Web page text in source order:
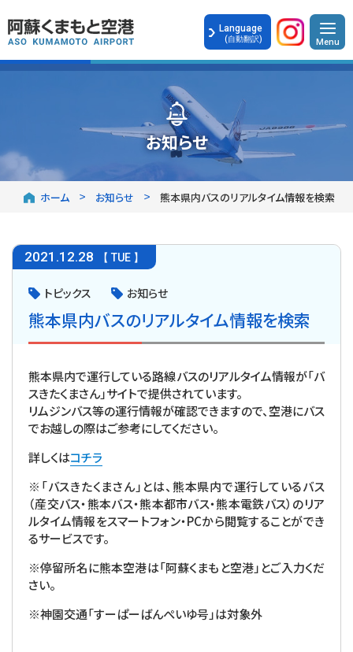
Language
(自動翻訳)
お知らせ
ホーム お知らせ 熊本県内バスのリアルタイム情報を検索
2021 .12.28 【 TUE 】
トピックス お知らせ
熊本県内バスのリアルタイム情報を検索
熊本県内で運行している路線バスのリアルタイム情報が「バ
スきたくまさん」サイトで提供されています。
リムジンバス等の運行情報が確認できますので、空港にバス
でお越しの際はご参考にしてください。
詳しくはコチラ
※「バスきたくまさん」とは、熊本県内で運行しているバス
（産交バス・熊本バス・熊本都市バス・熊本電鉄バス）のリア
ルタイム情報をスマートフォン・PCから閲覧することができ
るサービスです。
※停留所名に熊本空港は「阿蘇くまもと空港」とご入力くだ
さい。
※神園交通「すーぱーばんぺいゆ号」は対象外